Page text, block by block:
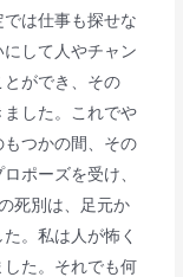
は仕事も探せな
して人やチャン
ができ、その
した。これでや
つかの間、その
ポーズを受け、
死別は、足元か
。私は人が怖く
た。それでも何